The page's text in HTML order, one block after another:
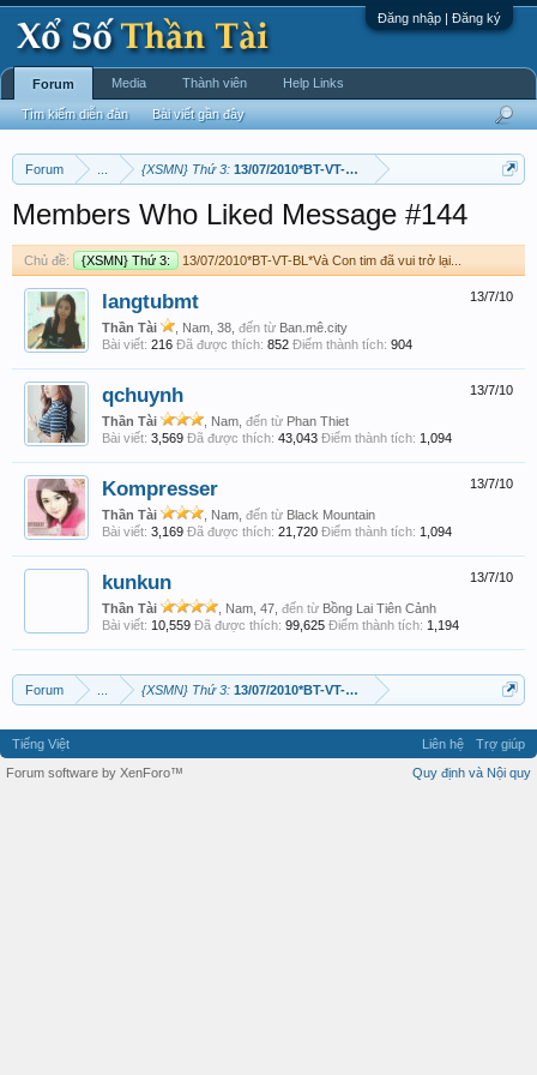
Đăng nhập | Đăng ký
Forum {XSMN} Thứ 3: 13/07/2010*BT-VT-BL*Và Con tim đã vui trở lại...
Members Who Liked Message #144
Chủ đề: {XSMN} Thứ 3: 13/07/2010*BT-VT-BL*Và Con tim đã vui trở lại...
13/7/10
langtubmt
Thần Tài , Nam, 38, đến từ Ban.mê.city
Bài viết: 216 Đã được thích: 852 Điểm thành tích: 904
13/7/10
qchuynh
Thần Tài , Nam, đến từ Phan Thiet
Bài viết: 3,569 Đã được thích: 43,043 Điểm thành tích: 1,094
13/7/10
Kompresser
Thần Tài , Nam, đến từ Black Mountain
Bài viết: 3,169 Đã được thích: 21,720 Điểm thành tích: 1,094
13/7/10
kunkun
Thần Tài , Nam, 47, đến từ Bồng Lai Tiên Cảnh
Bài viết: 10,559 Đã được thích: 99,625 Điểm thành tích: 1,194
Forum {XSMN} Thứ 3: 13/07/2010*BT-VT-BL*Và Con tim đã vui trở lại...
Forum
Tìm kiếm diễn đàn Bài viết gần đây
Media Thành viên Help Links
Tiếng Việt Liên hệ
Trợ giúp
Quy định và Nội quy
Forum software by XenForo™